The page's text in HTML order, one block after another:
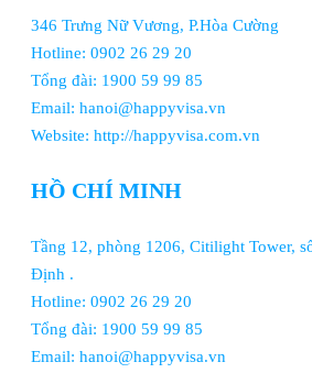
346 Trưng Nữ Vương, P.Hòa Cường
Hotline: 0902 26 29 20
Tổng đài: 1900 59 99 85
Email: hanoi@happyvisa.vn
Website: http://happyvisa.com.vn
HỒ CHÍ MINH
Tầng 12, phòng 1206, Citilight Tower,
Định .
Hotline: 0902 26 29 20
Tổng đài: 1900 59 99 85
Email: hanoi@happyvisa.vn